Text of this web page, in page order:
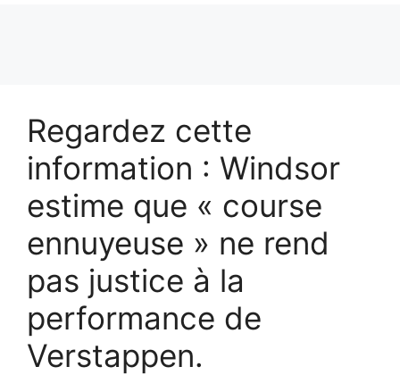
Regardez cette
information : Windsor
estime que « course
ennuyeuse » ne rend
pas justice à la
performance de
Verstappen.